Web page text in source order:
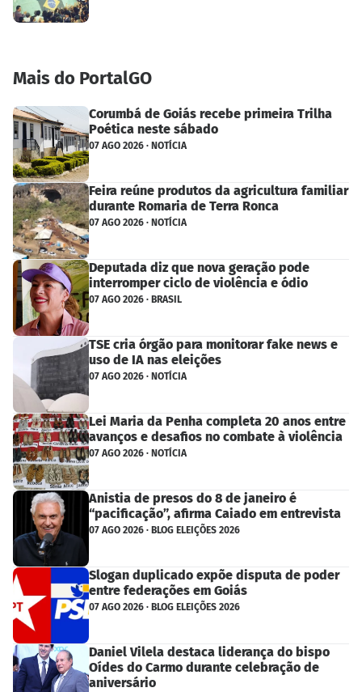
Mais do PortalGO
Corumbá de Goiás recebe primeira Trilha
Poética neste sábado
07 AGO 2026 · NOTÍCIA
Feira reúne produtos da agricultura familiar
durante Romaria de Terra Ronca
07 AGO 2026 · NOTÍCIA
Deputada diz que nova geração pode
interromper ciclo de violência e ódio
07 AGO 2026 · BRASIL
TSE cria órgão para monitorar fake news e
uso de IA nas eleições
07 AGO 2026 · NOTÍCIA
Lei Maria da Penha completa 20 anos entre
avanços e desafios no combate à violência
07 AGO 2026 · NOTÍCIA
Anistia de presos do 8 de janeiro é
“pacificação”, afirma Caiado em entrevista
07 AGO 2026 · BLOG ELEIÇÕES 2026
Slogan duplicado expõe disputa de poder
entre federações em Goiás
07 AGO 2026 · BLOG ELEIÇÕES 2026
Daniel Vilela destaca liderança do bispo
Oídes do Carmo durante celebração de
aniversário